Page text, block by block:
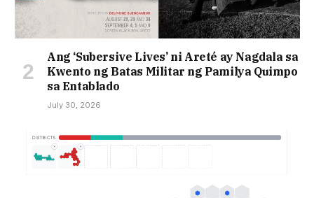
Ang ‘Subersive Lives’ ni Areté ay Nagdala sa
Kwento ng Batas Militar ng Pamilya Quimpo
sa Entablado
July 30, 2026